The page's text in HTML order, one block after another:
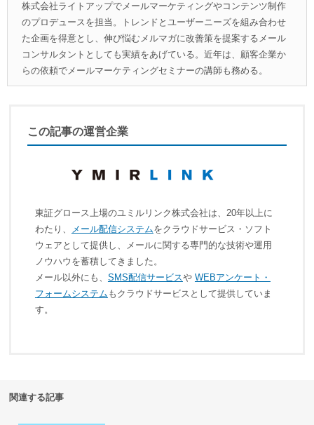
株式会社ライトアップでメールマーケティングやコンテンツ制作
のプロデュースを担当。トレンドとユーザーニーズを組み合わせ
た企画を得意とし、伸び悩むメルマガに改善策を提案するメール
コンサルタントとしても実績をあげている。近年は、顧客企業か
らの依頼でメールマーケティングセミナーの講師も務める。
この記事の運営企業
東証グロース上場のユミルリンク株式会社は、20年以上に
わたり、
メール配信システムをクラウドサービス・ソフト
ウェアとして提供し、メールに関する専門的な技術や運用
ノウハウを蓄積してきました。
メール以外にも、 SMS配信サービスや WEBアンケート・
フォームシステム もクラウドサービスとして提供していま
す。
関連する記事